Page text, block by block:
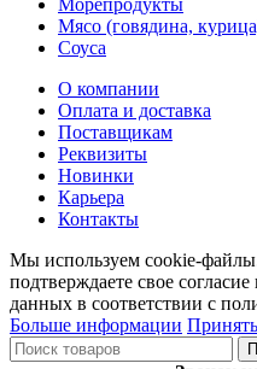
Мясо (говядина,
Соуса
О компании
Оплата и доставка
Поставщикам
Реквизиты
Новинки
Карьера
Контакты
Мы используем cookie-
подтверждаете свое
данных в соответствии с
Больше информации Принять